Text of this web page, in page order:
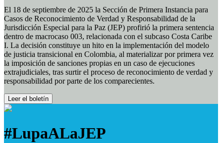
El 18 de septiembre de 2025 la Sección de Primera Instancia para
Casos de Reconocimiento de Verdad y Responsabilidad de la
Jurisdicción Especial para la Paz (JEP) profirió la primera sentencia
dentro de macrocaso 003, relacionada con el subcaso Costa Caribe
I. La decisión constituye un hito en la implementación del modelo
de justicia transicional en Colombia, al materializar por primera vez
la imposición de sanciones propias en un caso de ejecuciones
extrajudiciales, tras surtir el proceso de reconocimiento de verdad y
responsabilidad por parte de los comparecientes.
Leer el boletín
#LupaALaJEP